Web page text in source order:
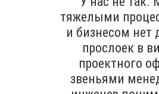
тяжелыми
и бизнесом нет
прослоек в
проектного
звеньями